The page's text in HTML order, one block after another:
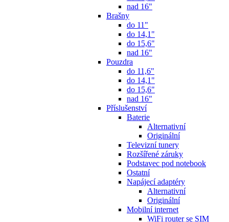
nad 16"
Brašny
do 11"
do 14,1"
do 15,6"
nad 16"
Pouzdra
do 11,6"
do 14,1"
do 15,6"
nad 16"
Příslušenství
Baterie
Alternativní
Originální
Televizní tunery
Rozšířené záruky
Podstavec pod notebook
Ostatní
Napájecí adaptéry
Alternativní
Originální
Mobilní internet
WiFi router se SIM